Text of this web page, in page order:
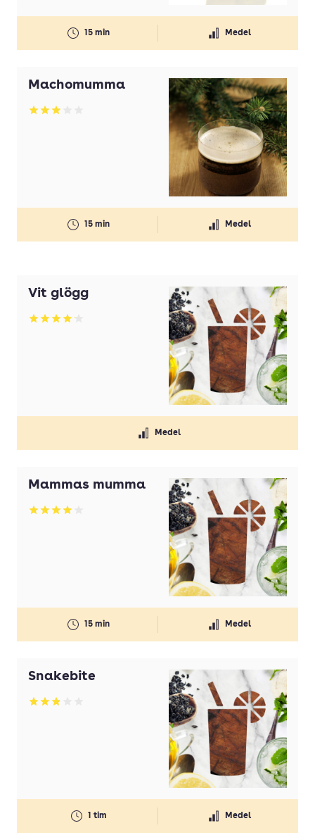
15 min Medel
Machomumma
Betyg: 2.94 av 5
15 min Medel
Vit glögg
Betyg: 4.16 av 5
Medel
Mammas mumma
Betyg: 3.93 av 5
15 min Medel
Snakebite
Betyg: 2.89 av 5
1 tim Medel